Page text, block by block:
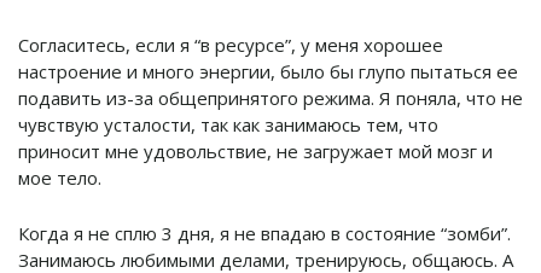
Согласитесь, если я “в ресурсе”, у меня хорошее
настроение и много энергии, было бы глупо пытаться ее
подавить из-за общепринятого режима. Я поняла, что не
чувствую усталости, так как занимаюсь тем, что
приносит мне удовольствие, не загружает мой мозг и
мое тело.
Когда я не сплю 3 дня, я не впадаю в состояние “зомби”.
Занимаюсь любимыми делами, тренируюсь, общаюсь. А